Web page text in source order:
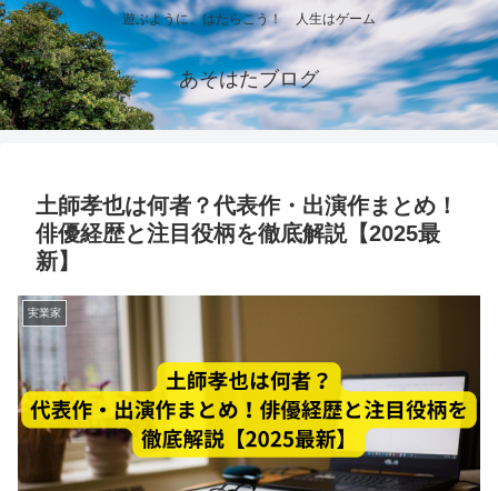
遊ぶように、はたらこう！ 人生はゲーム
あそはたブログ
土師孝也は何者？代表作・出演作まとめ！
俳優経歴と注目役柄を徹底解説【2025最
新】
実業家